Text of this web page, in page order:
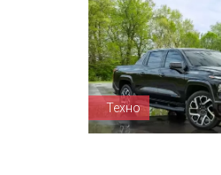
Техно